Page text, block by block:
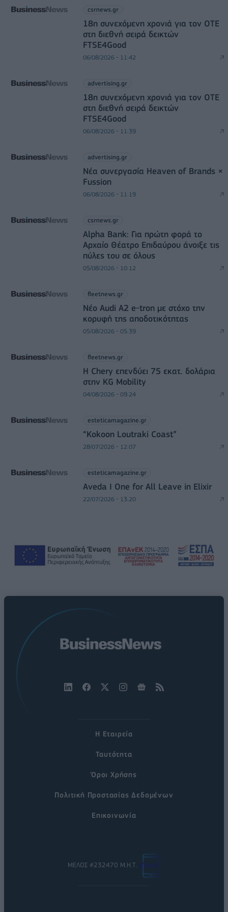
csrnews.gr
18η συνεχόμενη χρονιά για τον ΟΤΕ
στη διεθνή σειρά δεικτών
FTSE4Good
06/08/2026 - 11:42
advertising.gr
18η συνεχόμενη χρονιά για τον ΟΤΕ
στη διεθνή σειρά δεικτών
FTSE4Good
06/08/2026 - 11:39
advertising.gr
Νέα συνεργασία Heaven of Brands ×
Fussion
06/08/2026 - 11:19
csrnews.gr
Alpha Bank: Για πρώτη φορά το
Αρχαίο Θέατρο Επιδαύρου άνοιξε τις
πύλες του σε όλους
05/08/2026 - 10:12
fleetnews.gr
Νέο Audi A2 e-tron με στόχο την
κορυφή της αποδοτικότητας
05/08/2026 - 05:39
fleetnews.gr
Η Chery επενδύει 75 εκατ. δολάρια
στην KG Mobility
04/08/2026 - 09:24
esteticamagazine.gr
“Kokoon Loutraki Coast”
28/07/2026 - 12:07
esteticamagazine.gr
Aveda I One for All Leave in Elixir
22/07/2026 - 13:20
Η Εταιρεία
Ταυτότητα
Όροι Χρήσης
Πολιτική Προστασίας Δεδομένων
Επικοινωνία
ΜΕΛΟΣ #232470 Μ.Η.Τ.